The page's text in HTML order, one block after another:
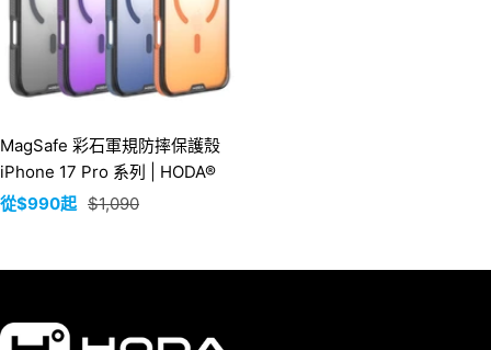
MagSafe 彩石軍規防摔保護殼
iPhone 17 Pro 系列 | HODA®
銷
從$990起 正
$1,090